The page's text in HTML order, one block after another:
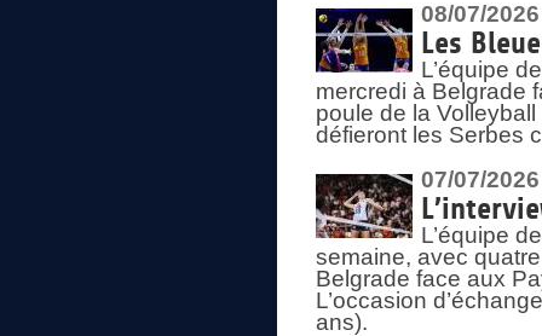
08/07/2026
Les
L’équipe
mercredi à Belgrade
poule de la
défieront les Serbes
07/07/2026
L’équipe
semaine, avec
Belgrade face aux
L’occasion
ans).